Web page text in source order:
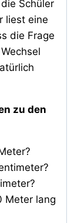
Schüler
liest eine
die Frage
zu den
Meter lang